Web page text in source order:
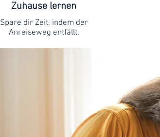
Zuhause lernen
Spare dir Zeit, indem der
Anreiseweg entfällt.